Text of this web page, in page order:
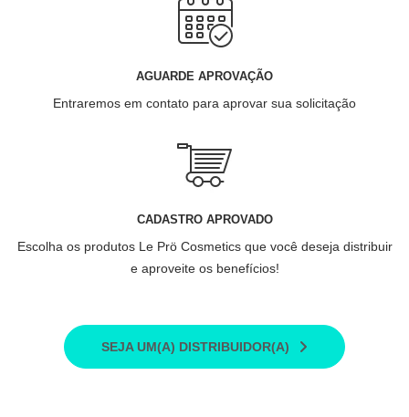
AGUARDE APROVAÇÃO
Entraremos em contato para aprovar sua solicitação
CADASTRO APROVADO
Escolha os produtos Le Prö Cosmetics que você deseja distribuir
e aproveite os benefícios!
SEJA UM(A) DISTRIBUIDOR(A)